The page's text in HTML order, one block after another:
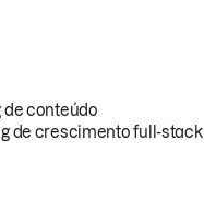
de conteúdo
de crescimento full-stack